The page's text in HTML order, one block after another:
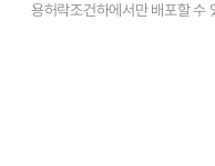
용허락조건하에서만 배포할 수